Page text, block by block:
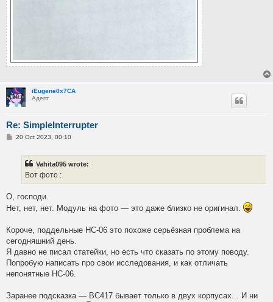
iEugene0x7CA
Адепт
Re: SimpleInterrupter
P20 Oct 2023, 00:10
Vahita095 wrote:
Вот фото :
О, господи.
Нет, нет, нет. Модуль на фото — это даже близко не оригинал.
Короче, поддельные HC-06 это похоже серьёзная проблема на
сегодняшний день.
Я давно не писал статейки, но есть что сказать по этому поводу.
Попробую написать про свои исследования, и как отличать
непонятные HC-06.
Заранее подсказка — BC417 бывает только в двух корпусах... И ни